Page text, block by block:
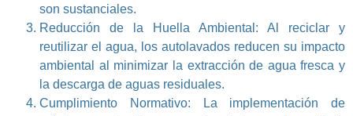
son sustanciales.
Reducción de la Huella Ambiental: Al reciclar y
reutilizar el agua, los autolavados reducen su impacto
ambiental al minimizar la extracción de agua fresca y
la descarga de aguas residuales.
Cumplimiento Normativo: La implementación de